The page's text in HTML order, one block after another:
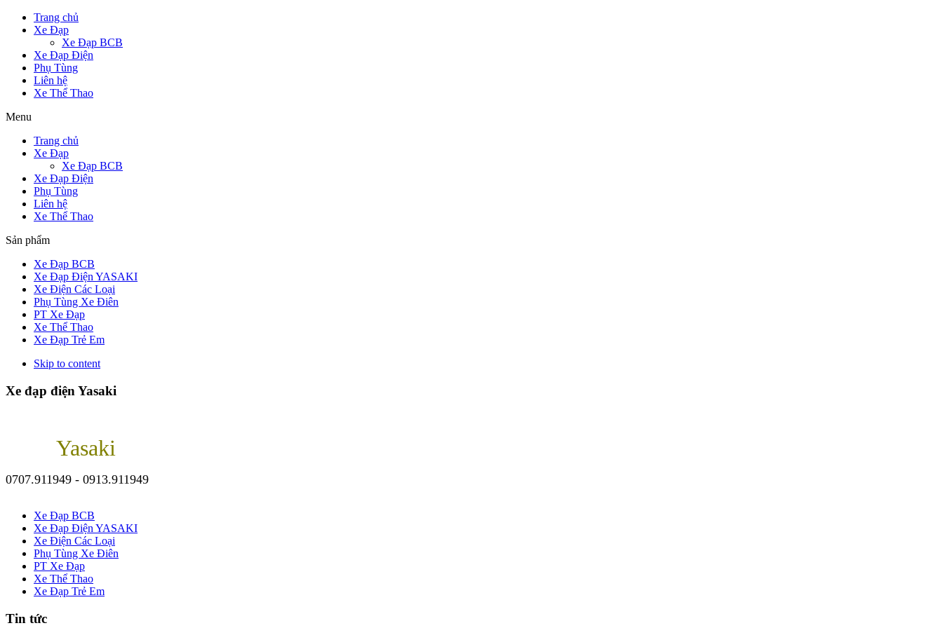
Trang chủ
Xe Đạp
Xe Đạp BCB
Xe Đạp Điện
Phụ Tùng
Liên hệ
Xe Thể Thao
Menu
Trang chủ
Xe Đạp
Xe Đạp BCB
Xe Đạp Điện
Phụ Tùng
Liên hệ
Xe Thể Thao
Sản phẩm
Xe Đạp BCB
Xe Đạp Điện YASAKI
Xe Điện Các Loại
Phụ Tùng Xe Điên
PT Xe Đạp
Xe Thể Thao
Xe Đạp Trẻ Em
Skip to content
Xe đạp điện Yasaki
Yasaki
0707.911949 - 0913.911949
Xe Đạp BCB
Xe Đạp Điện YASAKI
Xe Điện Các Loại
Phụ Tùng Xe Điên
PT Xe Đạp
Xe Thể Thao
Xe Đạp Trẻ Em
Tin tức